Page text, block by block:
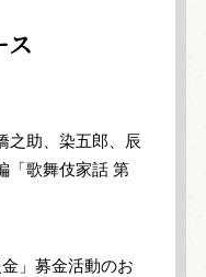
ス
之助、染五郎、辰
「歌舞伎家話 第
」募金活動のお